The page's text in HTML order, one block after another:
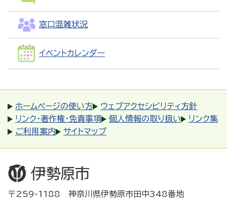
窓口混雑状況
イベントカレンダー
ホームページの使い方
ウェブアクセシビリティ方針
リンク・著作権・免責事項
個人情報の取り扱い
リンク集
ご利用案内
サイトマップ
〒259-1188 神奈川県伊勢原市田中348番地